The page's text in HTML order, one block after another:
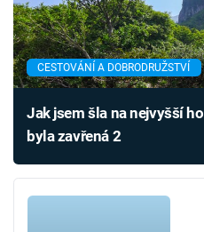
CESTOVÁNÍ A DOBRODRUŽSTVÍ
Jak jsem šla na nejvyšší
byla zavřená 2